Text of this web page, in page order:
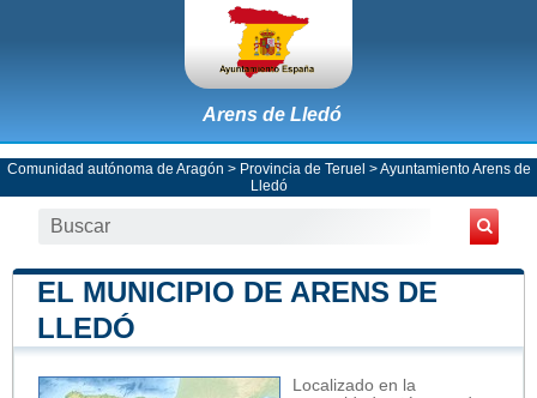
Arens de Lledó
Comunidad autónoma de Aragón > Provincia de Teruel >Ayuntamiento Arens de
Lledó
EL MUNICIPIO DE ARENS DE
LLEDÓ
Localizado en la